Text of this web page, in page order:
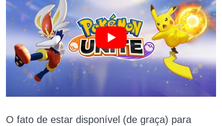
O fato de estar disponível (de graça) para